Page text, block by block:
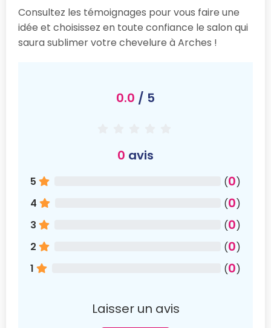
Consultez les témoignages pour vous faire une
idée et choisissez en toute confiance le salon qui
saura sublimer votre chevelure à Arches !
0.0 / 5
0 avis
5 (0)
4
(0)
3
(0)
2
(0)
1
(0)
Laisser un avis